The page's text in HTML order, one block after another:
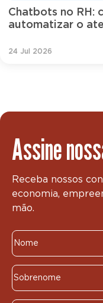
Chatbots no RH:
automatizar o
24 Jul 2026
Assine
Receba nossos
economia,
mão.